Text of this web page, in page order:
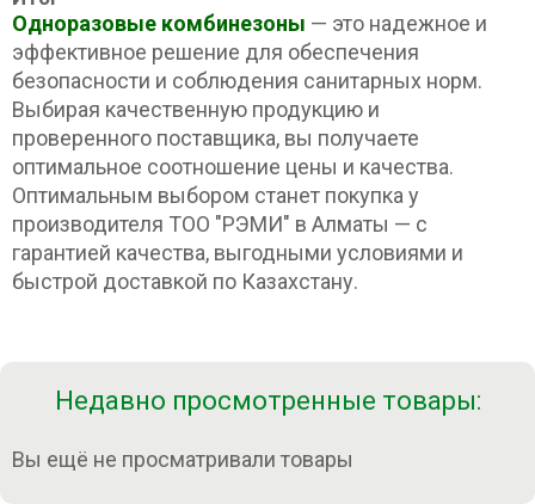
Одноразовые комбинезоны — это надежное и
эффективное решение для обеспечения
безопасности и соблюдения санитарных норм.
Выбирая качественную продукцию и
проверенного поставщика, вы получаете
оптимальное соотношение цены и качества.
Оптимальным выбором станет покупка у
производителя ТОО "РЭМИ" в Алматы — с
гарантией качества, выгодными условиями и
быстрой доставкой по Казахстану.
Недавно просмотренные товары:
Вы ещё не просматривали товары